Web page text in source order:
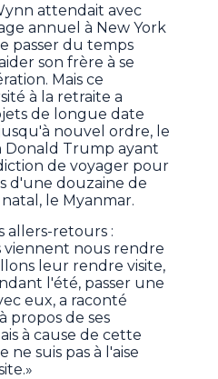
attendait avec
annuel à New York
passer du temps
son frère à se
Mais ce
à la retraite a
de longue date
nouvel ordre, le
Donald Trump ayant
de voyager pour
d'une douzaine de
le Myanmar.
allers-retours :
viennent nous rendre
leur rendre visite,
l'été, passer une
eux, a raconté
propos de ses
à cause de cette
ne suis pas à l'aise